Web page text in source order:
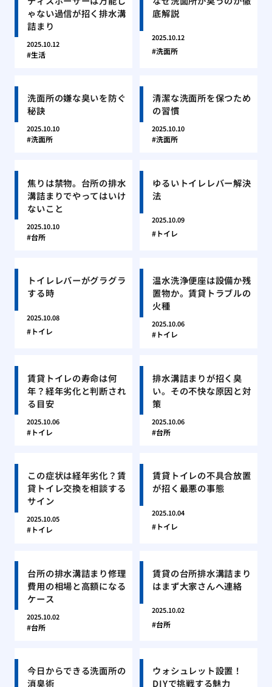
ゃない過信が招く排水溝
詰まり
2025.10.12
生活
底解説
2025.10.12
洗面所
洗面所の嫌な臭いを防ぐ
秘訣
2025.10.10
洗面所
清潔な洗面所を保つため
の習慣
2025.10.10
洗面所
焦りは禁物。台所の排水
溝詰まりでやってはいけ
ないこと
2025.10.10
台所
ゆるいトイレレバー解決
法
2025.10.09
トイレ
トイレレバーがグラグラ
する時
2025.10.08
トイレ
温水洗浄便座は設備か残
置物か。賃貸トラブルの
火種
2025.10.06
トイレ
賃貸トイレの寿命は何
年？経年劣化と判断され
る目安
2025.10.06
トイレ
排水溝詰まりが招く臭
い。その不快な原因と対
策
2025.10.06
台所
この症状は経年劣化？賃
貸トイレ交換を相談する
サイン
2025.10.05
トイレ
賃貸トイレの不具合放置
が招く最悪の事態
2025.10.04
トイレ
台所の排水溝詰まり修理
費用の相場と高額になる
ケース
2025.10.02
台所
賃貸の台所排水溝詰まり
はまず大家さんへ連絡
2025.10.02
台所
今日からできる洗面所の
消臭術
ウォシュレット設置！
DIYで挑戦する魅力